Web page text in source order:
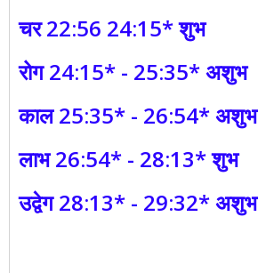
चर 22:56 24:15* शुभ
रोग 24:15* - 25:35* अशुभ
काल 25:35* - 26:54* अशुभ
लाभ 26:54* - 28:13* शुभ
उद्वेग 28:13* - 29:32* अशुभ